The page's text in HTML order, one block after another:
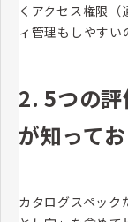
くアクセス権限
ィ管理もしやすい
2. 5つの
が知って
カタログスペック